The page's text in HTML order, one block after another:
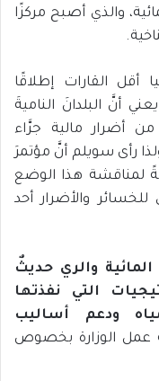
والذي أصبح مركزًا
أقل القارات إطلاقًا
أنَّ البلدانَ الناميةَ
أضرار مالية جرَّاء
رأى سويلم أنَّ مؤتمرَ
لمناقشة هذا الوضع
والأضرار أحد
والري حديثٌ
التي نفذتها
ودعم أساليب
عمل الوزارة بخصوص